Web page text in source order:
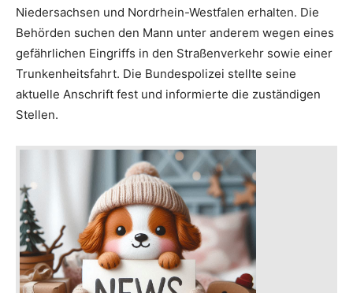
Niedersachsen und Nordrhein-Westfalen erhalten. Die
Behörden suchen den Mann unter anderem wegen eines
gefährlichen Eingriffs in den Straßenverkehr sowie einer
Trunkenheitsfahrt. Die Bundespolizei stellte seine
aktuelle Anschrift fest und informierte die zuständigen
Stellen.